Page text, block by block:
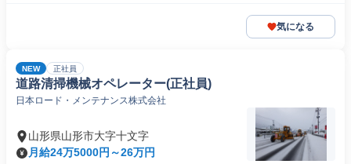
気になる
NEW 正社員
道路清掃機械オペレーター(正社員)
日本ロード・メンテナンス株式会社
山形県山形市大字十文字
月給24万5000円～26万円